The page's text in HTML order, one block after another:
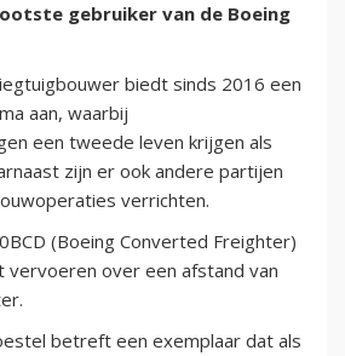
gebruiker van de Boeing
biedt sinds 2016 een
aan, waarbij
een tweede leven krijgen als
zijn er ook andere partijen
verrichten.
(Boeing Converted Freighter)
vervoeren over een afstand van
betreft een exemplaar dat als